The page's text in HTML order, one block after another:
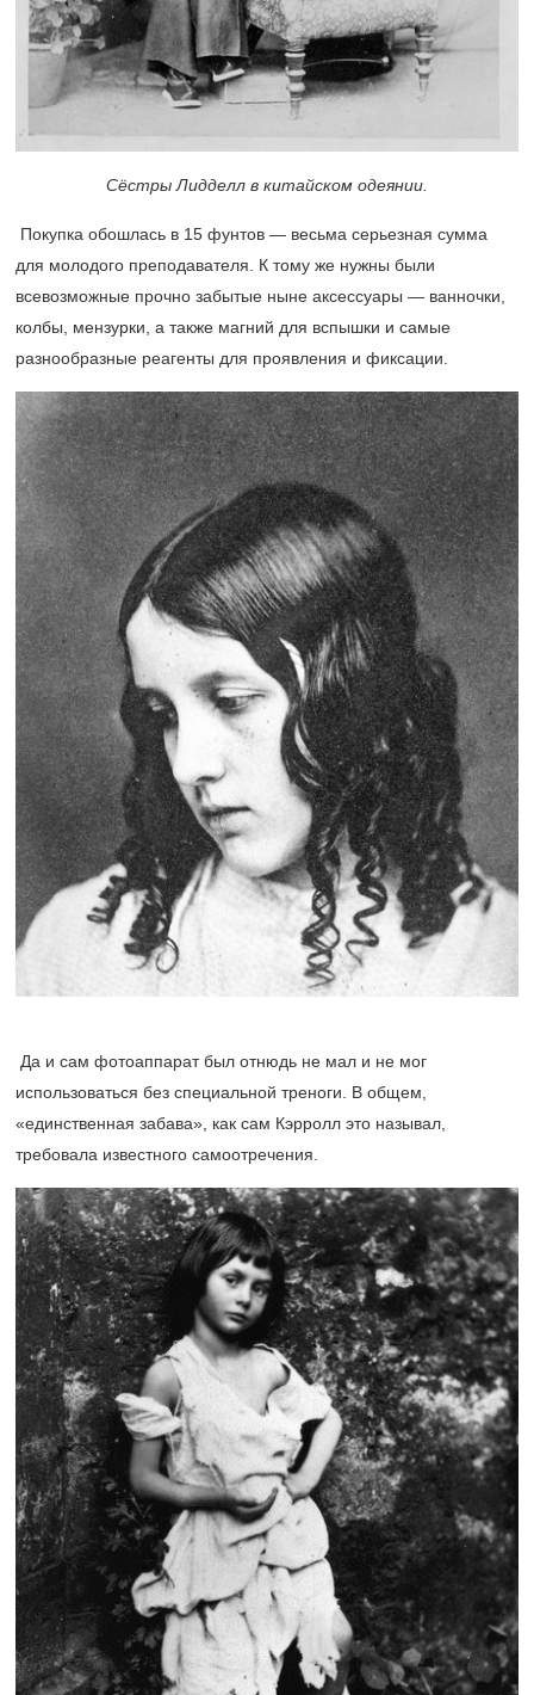
Сёстры Лидделл в китайском одеянии.
Покупка обошлась в 15 фунтов — весьма серьезная сумма
для молодого преподавателя. К тому же нужны были
всевозможные прочно забытые ныне аксессуары — ванночки,
колбы, мензурки, а также магний для вспышки и самые
разнообразные реагенты для проявления и фиксации.
Да и сам фотоаппарат был отнюдь не мал и не мог
использоваться без специальной треноги. В общем,
«единственная забава», как сам Кэрролл это называл,
требовала известного самоотречения.